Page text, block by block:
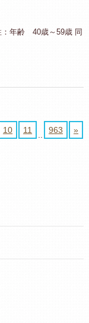
年齢 40歳～59歳 同
10 11 963 »